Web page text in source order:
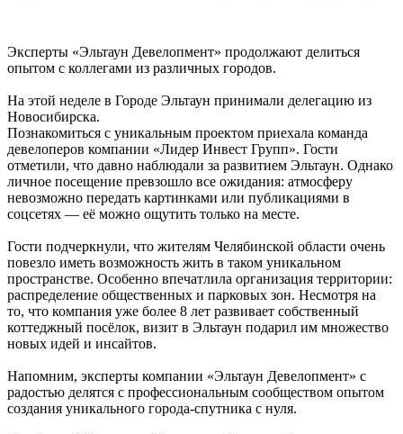
Эксперты «Эльтаун Девелопмент» продолжают делиться
опытом с коллегами из различных городов.
На этой неделе в Городе Эльтаун принимали делегацию из
Новосибирска.
Познакомиться с уникальным проектом приехала команда
девелоперов компании «Лидер Инвест Групп». Гости
отметили, что давно наблюдали за развитием Эльтаун. Однако
личное посещение превзошло все ожидания: атмосферу
невозможно передать картинками или публикациями в
соцсетях — её можно ощутить только на месте.
Гости подчеркнули, что жителям Челябинской области очень
повезло иметь возможность жить в таком уникальном
пространстве. Особенно впечатлила организация территории:
распределение общественных и парковых зон. Несмотря на
то, что компания уже более 8 лет развивает собственный
коттеджный посёлок, визит в Эльтаун подарил им множество
новых идей и инсайтов.
Напомним, эксперты компании «Эльтаун Девелопмент» с
радостью делятся с профессиональным сообществом опытом
создания уникального города-спутника с нуля.